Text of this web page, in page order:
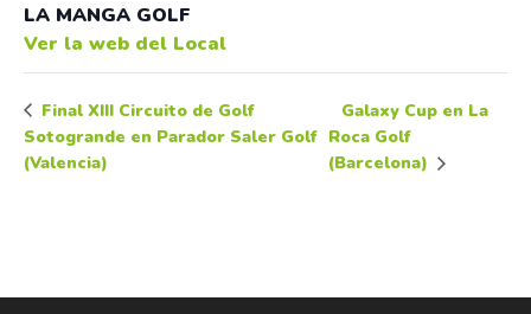
LA MANGA GOLF
Ver la web del Local
Final XIII Circuito de Golf
Sotogrande en Parador Saler Golf
(Valencia)
Galaxy Cup en La
Roca Golf
(Barcelona)